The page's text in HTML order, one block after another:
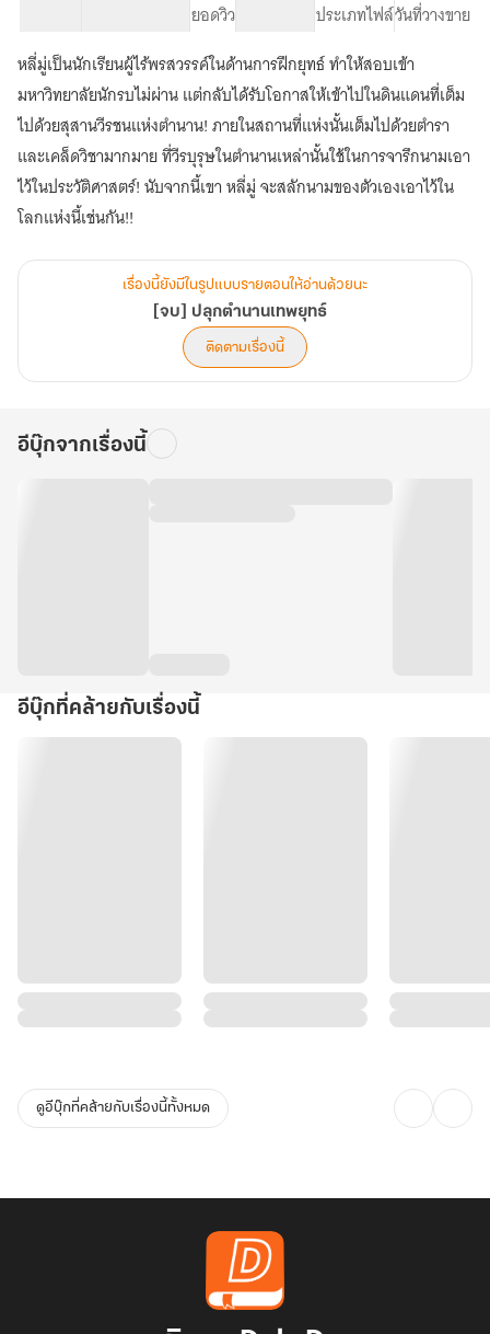
ยอดวิว ประเภทไฟล์วันที่วางขาย
หลี่มู่เป็นนักเรียนผู้ไร้พรสวรรค์ในด้านการฝึกยุทธ์ ทำให้สอบเข้า
มหาวิทยาลัยนักรบไม่ผ่าน แต่กลับได้รับโอกาสให้เข้าไปในดินแดนที่เต็ม
ไปด้วยสุสานวีรชนแห่งตำนาน! ภายในสถานที่แห่งนั้นเต็มไปด้วยตำรา
และเคล็ดวิชามากมาย ที่วีรบุรุษในตำนานเหล่านั้นใช้ในการจารึกนามเอา
ไว้ในประวัติศาสตร์! นับจากนี้เขา หลี่มู่ จะสลักนามของตัวเองเอาไว้ใน
โลกแห่งนี้เช่นกัน!!
เรื่องนี้ยังมีในรูปแบบรายตอนให้อ่านด้วยนะ
[จบ] ปลุกตำนานเทพยุทธ์
ติดตามเรื่องนี้
อีบุ๊กจากเรื่องนี้
อีบุ๊กที่คล้ายกับเรื่องนี้
ดูอีบุ๊กที่คล้ายกับเรื่องนี้ทั้งหมด